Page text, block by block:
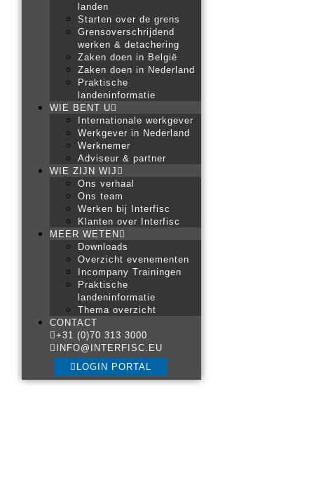
landen
Starten over de grens
Grensoverschrijdend
werken & detachering
Zaken doen in België
Zaken doen in Nederland
Praktische
landeninformatie
WIE BENT U
Internationale werkgever
Werkgever in Nederland
Werknemer
Adviseur & partner
WIE ZIJN WIJ
Ons verhaal
Ons team
Werken bij Interfisc
Klanten over Interfisc
MEER WETEN
Downloads
Overzicht evenementen
Incompany Trainingen
Praktische
landeninformatie
Thema overzicht
CONTACT
+31 (0)70 313 3000
INFO@INTERFISC.EU
LOGIN PORTAL